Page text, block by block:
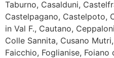
Taburno, Casalduni,
Castelpagano, Castelpoto,
in Val F., Cautano,
Colle Sannita, Cusano
Faicchio, Foglianise, Foiano